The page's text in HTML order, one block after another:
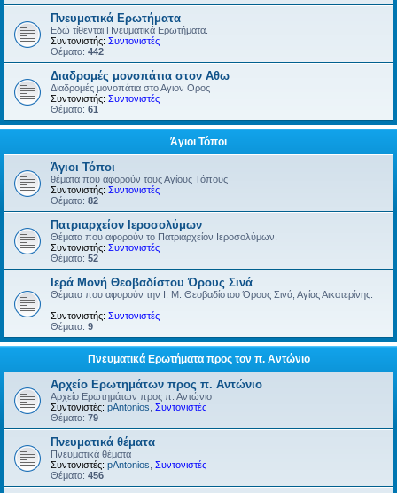
Πνευματικά Ερωτήματα
Εδώ τίθενται Πνευματικά Ερωτήματα.
Συντονιστής: Συντονιστές
Θέματα: 442
Διαδρομές μονοπάτια στον Αθω
Διαδρομές μονοπάτια στο Αγιον Ορος
Συντονιστής: Συντονιστές
Θέματα: 61
Άγιοι Τόποι
Άγιοι Τόποι
θέματα που αφορούν τους Αγίους Τόπους
Συντονιστής: Συντονιστές
Θέματα: 82
Πατριαρχείον Ιεροσολύμων
Θέματα που αφορούν το Πατριαρχείον Ιεροσολύμων.
Συντονιστής: Συντονιστές
Θέματα: 52
Ιερά Μονή Θεοβαδίστου Όρους Σινά
Θέματα που αφορούν την Ι. Μ. Θεοβαδίστου Όρους Σινά, Αγίας Αικατερίνης.
Συντονιστής: Συντονιστές
Θέματα: 9
Πνευματικά Ερωτήματα προς τον π. Αντώνιο
Αρχείο Ερωτημάτων προς π. Αντώνιο
Αρχείο Ερωτημάτων προς π. Αντώνιο
Συντονιστές: pAntonios Συντονιστές
Θέματα: 79
Πνευματικά θέματα
Πνευματικά θέματα
Συντονιστές: pAntonios Συντονιστές
Θέματα: 456